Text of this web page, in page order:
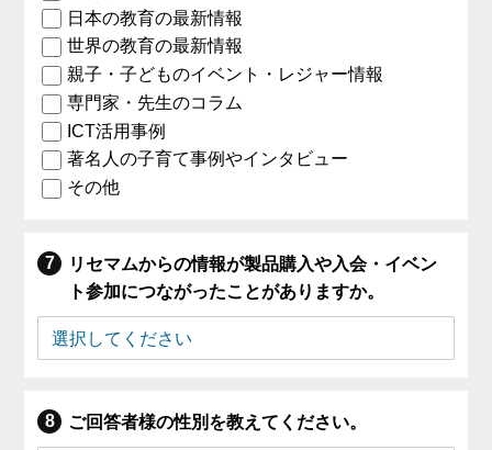
日本の教育の最新情報
世界の教育の最新情報
親子・子どものイベント・レジャー情報
専門家・先生のコラム
ICT活用事例
著名人の子育て事例やインタビュー
その他
リセマムからの情報が製品購入や入会・イベン
ト参加につながったことがありますか。
ご回答者様の性別を教えてください。